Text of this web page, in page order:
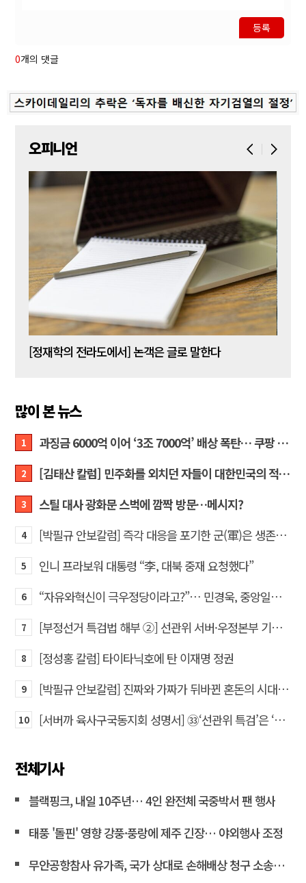
등록
0개의 댓글
오피니언
[정재학의 전라도에서] 논객은 글로 말한다
많이 본 뉴스
1 과징금 6000억 이어 ‘3조 7000억’ 배상 폭탄… 쿠팡 때리기에 한미 통상 ‘초비상’
2 [김태산 칼럼] 민주화를 외치던 자들이 대한민국의 적이고 간첩이었다
3 스틸 대사 광화문 스벅에 깜짝 방문…메시지?
4 [박필규 안보칼럼] 즉각 대응을 포기한 군(軍)은 생존할 수 없다
5 인니 프라보워 대통령 “李, 대북 중재 요청했다”
6 “자유와혁신이 극우정당이라고?”… 민경욱, 중앙일보 직격
7 [부정선거 특검법 해부 ②] 선관위 서버·우정본부 기록까지…‘증거를 끌어오는 칼’
8 [정성홍 칼럼] 타이타닉호에 탄 이재명 정권
9 [박필규 안보칼럼] 진짜와 가짜가 뒤바뀐 혼돈의 시대, 안보 파탄은 막아야
10 [서버까 육사구국동지회 성명서] ㉝‘선관위 특검’은 ‘부정선거 특검’으로 명명하고 박주현 변호사를 ‘특검’으로 임명하라!
전체기사
블랙핑크, 내일 10주년… 4인 완전체 국중박서 팬 행사
태풍 '돌핀' 영향 강풍·풍랑에 제주 긴장… 야외행사 조정
무안공항참사 유가족, 국가 상대로 손해배상 청구 소송한다